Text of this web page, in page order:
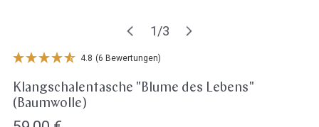
1/3
4.8 (6 Bewertungen)
Klangschalentasche "Blume des Lebens"
(Baumwolle)